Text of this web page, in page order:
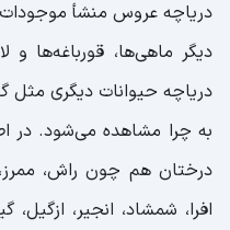
دریاچه عروس منشأ
دیگر ماهی‌ها، قورباغه‌ها
دریاچه حیوانات دیگری مثل
به چرا مشاهده می‌شود. در
درختان هم چون راش،
افرا، شمشاد، انجیر،